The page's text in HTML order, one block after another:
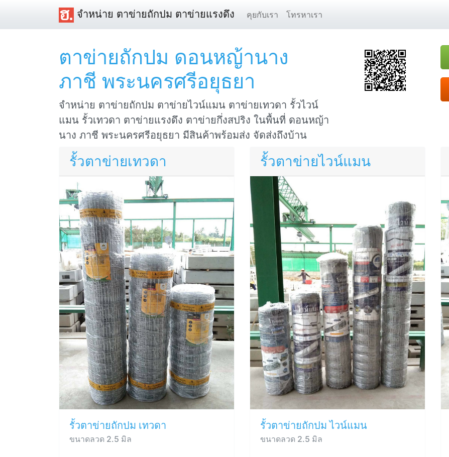
จำหน่าย ตาข่ายถักปม ตาข่ายแรงดึง คุยกับเรา โทรหาเรา
ตาข่ายถักปม ดอนหญ้านาง
ภาชี พระนครศรีอยุธยา
จำหน่าย ตาข่ายถักปม ตาข่ายไวน์แมน ตาข่ายเทวดา รั้วไวน์
แมน รั้วเทวดา ตาข่ายแรงดึง ตาข่ายกึ่งสปริง ในพื้นที่ ดอนหญ้า
นาง ภาชี พระนครศรีอยุธยา มีสินค้าพร้อมส่ง จัดส่งถึงบ้าน
รั้วตาข่ายเทวดา
รั้วตาข่ายถักปม เทวดา
ขนาดลวด 2.5 มิล
รั้วตาข่ายไวน์แมน
รั้วตาข่ายถักปม ไวน์แมน
ขนาดลวด 2.5 มิล